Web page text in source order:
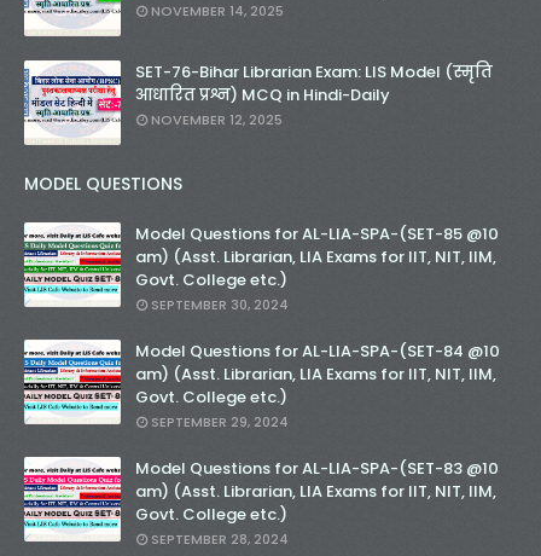
NOVEMBER 14, 2025
SET-76-Bihar Librarian Exam: LIS Model (स्मृति
आधारित प्रश्न) MCQ in Hindi-Daily
NOVEMBER 12, 2025
MODEL QUESTIONS
Model Questions for AL-LIA-SPA-(SET-85 @10
am) (Asst. Librarian, LIA Exams for IIT, NIT, IIM,
Govt. College etc.)
SEPTEMBER 30, 2024
Model Questions for AL-LIA-SPA-(SET-84 @10
am) (Asst. Librarian, LIA Exams for IIT, NIT, IIM,
Govt. College etc.)
SEPTEMBER 29, 2024
Model Questions for AL-LIA-SPA-(SET-83 @10
am) (Asst. Librarian, LIA Exams for IIT, NIT, IIM,
Govt. College etc.)
SEPTEMBER 28, 2024